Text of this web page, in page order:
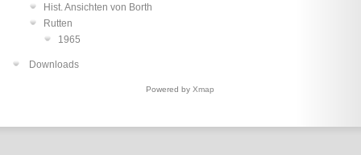
Hist. Ansichten von Borth
Rutten
1965
Downloads
Powered byXmap